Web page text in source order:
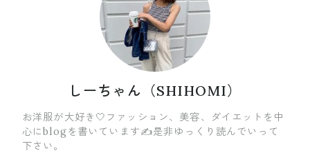
しーちゃん（SHIHOMI）
お洋服が大好き🤍ファッション、美容、ダイエットを中
心にblogを書いています✍️是非ゆっくり読んでいって
下さい。